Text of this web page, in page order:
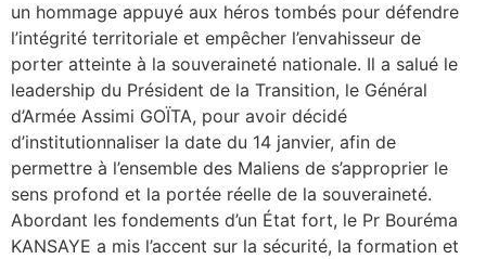
un hommage appuyé aux héros tombés pour défendre
l’intégrité territoriale et empêcher l’envahisseur de
porter atteinte à la souveraineté nationale. Il a salué le
leadership du Président de la Transition, le Général
d’Armée Assimi GOÏTA, pour avoir décidé
d’institutionnaliser la date du 14 janvier, afin de
permettre à l’ensemble des Maliens de s’approprier le
sens profond et la portée réelle de la souveraineté.
Abordant les fondements d’un État fort, le Pr Bouréma
KANSAYE a mis l’accent sur la sécurité, la formation et